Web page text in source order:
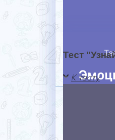
Тест
К тесту